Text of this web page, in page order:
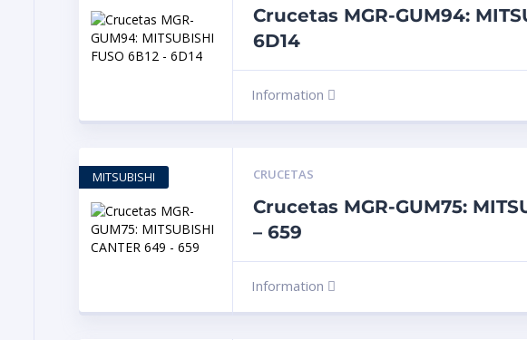
Crucetas MGR-GUM94:
6D14
Information
CRUCETAS
Crucetas MGR-GUM75:
– 659
Information
MITSUBISHI